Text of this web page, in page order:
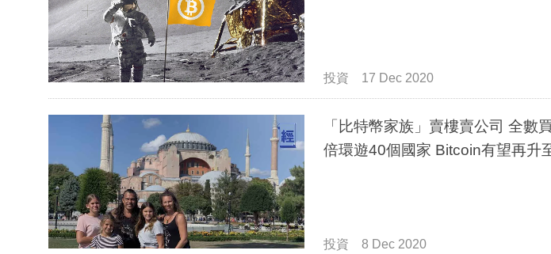
投資 17 Dec 2020
「比特幣家族」賣樓賣公司 全數
倍環遊40個國家 Bitcoin有望再升
投資 8 Dec 2020